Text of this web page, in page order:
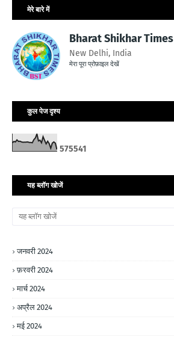
मेरे बारे में
Bharat Shikhar Times
New Delhi, India
मेरा पूरा प्रोफ़ाइल देखें
कुल पेज दृश्य
575541
यह ब्लॉग खोजें
जनवरी 2024
फ़रवरी 2024
मार्च 2024
अप्रैल 2024
मई 2024